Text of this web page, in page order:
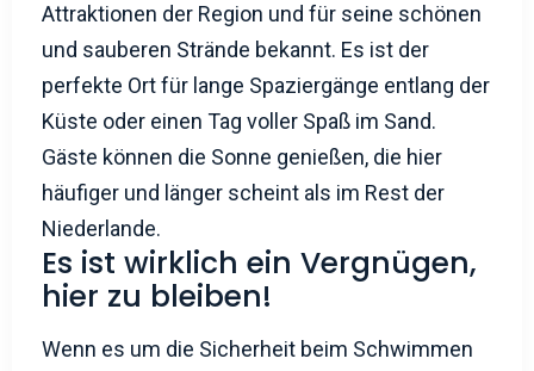
Attraktionen der Region und für seine schönen
und sauberen Strände bekannt. Es ist der
perfekte Ort für lange Spaziergänge entlang der
Küste oder einen Tag voller Spaß im Sand.
Gäste können die Sonne genießen, die hier
häufiger und länger scheint als im Rest der
Niederlande.
Es ist wirklich ein Vergnügen,
hier zu bleiben!
Wenn es um die Sicherheit beim Schwimmen